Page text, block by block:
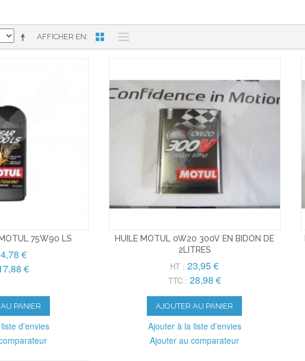
AFFICHER EN
75W90 LS
€
€
PANIER
d'envies
HUILE MOTUL 0W20 300V EN BIDON DE
2LITRES
HT : 23,95 €
TTC : 28,98 €
AJOUTER AU PANIER
Ajouter à la liste d'envies
Ajouter au comparateur